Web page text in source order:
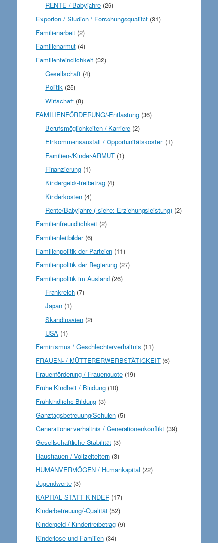
RENTE / Babyjahre (26)
Experten / Studien / Forschungsqualität(31)
Familienarbeit(2)
Familienarmut(4)
Familienfeindlichkeit(32)
Gesellschaft (4)
Politik (25)
Wirtschaft (8)
FAMILIENFÖRDERUNG/-Entlastung(36)
Berufsmöglichkeiten / Karriere (2)
Einkommensausfall / Opportunitätskosten (1)
Familien-/Kinder-ARMUT (1)
Finanzierung (1)
Kindergeld/-freibetrag (4)
Kinderkosten (4)
Rente/Babyjahre ( siehe: Erziehungsleistung) (2)
Familienfreundlichkeit(2)
Familienleitbilder(6)
Familienpolitik der Parteien(11)
Familienpolitik der Regierung(27)
Familienpolitik im Ausland(26)
Frankreich (7)
Japan (1)
Skandinavien (2)
USA (1)
Feminismus / Geschlechterverhältnis (11)
FRAUEN- / MÜTTERERWERBSTÄTIGKEIT(6)
Frauenförderung / Frauenquote(19)
Frühe Kindheit / Bindung(10)
Frühkindliche Bildung(3)
Ganztagsbetreuung/Schulen(5)
Generationenverhältnis / Generationenkonflikt(39)
Gesellschaftliche Stabilität(3)
Hausfrauen / Vollzeiteltern(3)
HUMANVERMÖGEN / Humankapital (22)
Jugendwerte(3)
KAPITAL STATT KINDER(17)
Kinderbetreuung/-Qualität(52)
Kindergeld / Kinderfreibetrag(9)
Kinderlose und Familien(34)